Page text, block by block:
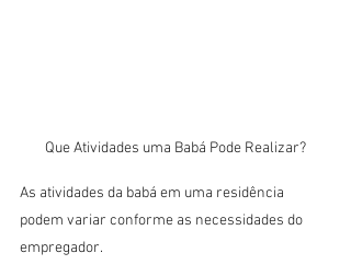
Que Atividades uma Babá Pode Realizar?
As atividades da babá em uma residência
podem variar conforme as necessidades do
empregador.